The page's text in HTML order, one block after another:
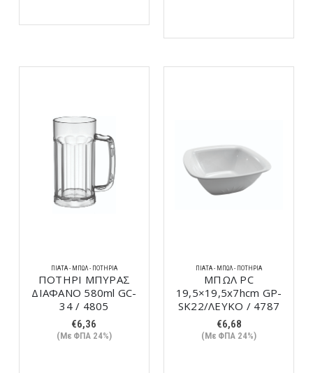
ΠΙΆΤΑ - ΜΠΩΛ - ΠΟΤΉΡΙΑ
ΠΟΤΗΡΙ ΜΠΥΡΑΣ
ΔΙΑΦΑΝΟ 580ml GC-
34 / 4805
€6,36
(Με ΦΠΑ 24%)
ΠΙΆΤΑ - ΜΠΩΛ - ΠΟΤΉΡΙΑ
ΜΠΩΛ PC
19,5×19,5x7hcm GP-
SK22/ΛΕΥΚΟ / 4787
€6,68
(Με ΦΠΑ 24%)